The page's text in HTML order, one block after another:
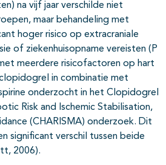
na vijf jaar verschilde niet
maar behandeling met
hoger risico op extracraniale
of ziekenhuisopname vereisten (P
meerdere risicofactoren op hart
in combinatie met
onderzocht in het Clopidogrel
Risk and Ischemic Stabilisation,
(CHARISMA) onderzoek. Dit
significant verschil tussen beide
2006).